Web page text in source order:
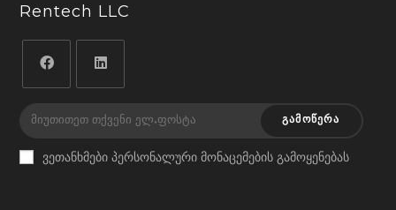
Rentech LLC
in
new
in
new
ᲒᲐᲛᲝᲬᲔᲠᲐ
ვეთანხმები პერსონალური მონაცემების გამოყენებას